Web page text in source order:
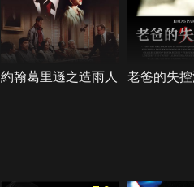
約翰葛里遜之造雨人 老爸的失